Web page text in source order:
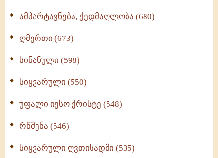
ამპარტავნება, ქედმაღლობა (680)
ღმერთი (673)
სინანული (598)
სიყვარული (550)
უფალი იესო ქრისტე (548)
რწმენა (546)
სიყვარული ღვთისადმი (535)